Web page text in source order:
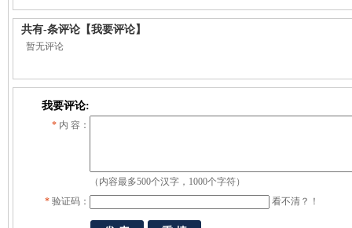
共有-条评论 【我要评论】
暂无评论
我要评论:
* 内 容：
（内容最多500个汉字，1000个字符）
* 验证码： 看不清？！